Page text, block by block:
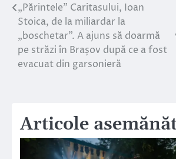
Navigare
în
articole
„Părintele” Caritasului, Ioan
Stoica, de la miliardar la
„boschetar”. A ajuns să doarmă
pe străzi în Brașov după ce a fost
evacuat din garsonieră
Articole